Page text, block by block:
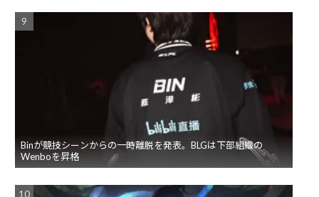
Binが競技シーンからの一時離脱を発表。BLGは下部組織の
Wenboを昇格